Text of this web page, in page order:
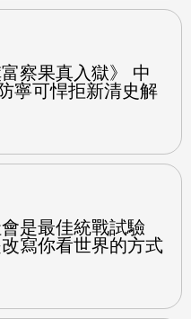
察果真入獄》 中
寧可悍拒新清史解
是最佳統戰試驗
寫你看世界的方式